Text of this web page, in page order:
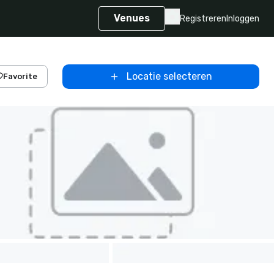
Venues Registreren Inloggen
Favorite Locatie selecteren